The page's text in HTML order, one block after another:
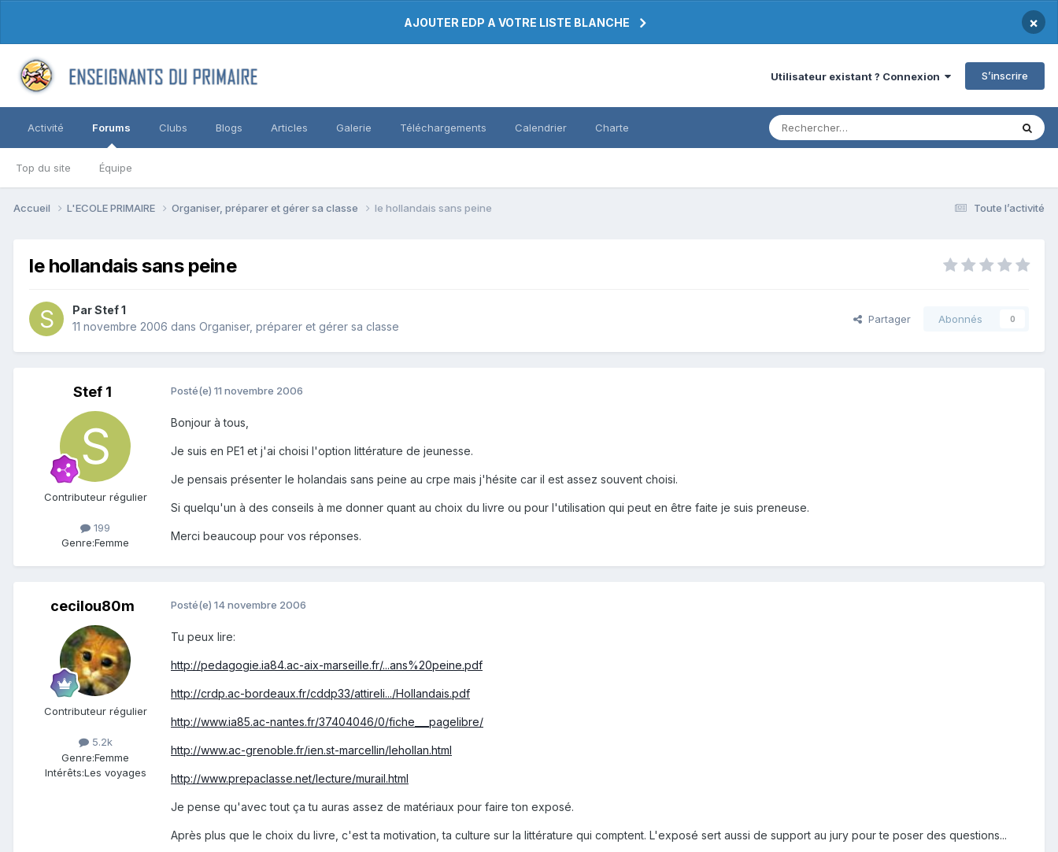
AJOUTER EDP A VOTRE LISTE BLANCHE ×
Utilisateur existant ? Connexion S’inscrire
Activité Forums
Top du site Équipe
Clubs Blogs Articles Galerie Téléchargements Calendrier Charte
Toute l’activité
Accueil L'ECOLE PRIMAIRE Organiser, préparer et gérer sa classe le hollandais sans peine
le hollandais sans peine
Par Stef 1
11 novembre 2006 dans Organiser, préparer et gérer sa classe
Partager Abonnés 0
Stef 1
Contributeur régulier
199
Genre:Femme
Posté(e) 11 novembre 2006
Bonjour à tous,
Je suis en PE1 et j'ai choisi l'option littérature de jeunesse.
Je pensais présenter le holandais sans peine au crpe mais j'hésite car il est assez souvent choisi.
Si quelqu'un à des conseils à me donner quant au choix du livre ou pour l'utilisation qui peut en être faite je suis preneuse.
Merci beaucoup pour vos réponses.
cecilou80m
Contributeur régulier
5.2k
Genre:Femme
Intérêts:Les voyages
Posté(e) 14 novembre 2006
Tu peux lire:
http://pedagogie.ia84.ac-aix-marseille.fr/...ans%20peine.pdf
http://crdp.ac-bordeaux.fr/cddp33/attireli.../Hollandais.pdf
http://www.ia85.ac-nantes.fr/37404046/0/fiche___pagelibre/
http://www.ac-grenoble.fr/ien.st-marcellin/lehollan.html
http://www.prepaclasse.net/lecture/murail.html
Je pense qu'avec tout ça tu auras assez de matériaux pour faire ton exposé.
Après plus que le choix du livre, c'est ta motivation, ta culture sur la littérature qui comptent. L'exposé sert aussi de support au jury pour te poser des questions...